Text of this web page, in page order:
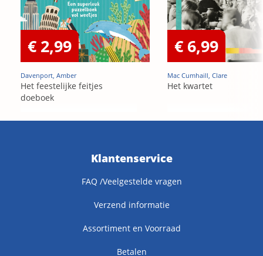
€ 2,99
Davenport, Amber
Het feestelijke feitjes
doeboek
€ 6,99
Mac Cumhaill, Clare
Het kwartet
Klantenservice
FAQ /Veelgestelde vragen
Verzend informatie
Assortiment en Voorraad
Betalen